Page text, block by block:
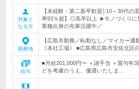
対象と
なる方
【未経験・第二新卒歓迎│10～30代の
率93％超】◎高卒以上 ★モノづくりに
業種出身の先輩活躍中／
勤務地
【広島市勤務／転勤なし／マイカー通
《本社工場》 ■広島県広島市安佐北区
給与
■月給201,000円〜 ＋諸手当 ＋賞与年
どを考慮のうえ、優遇いたしま…